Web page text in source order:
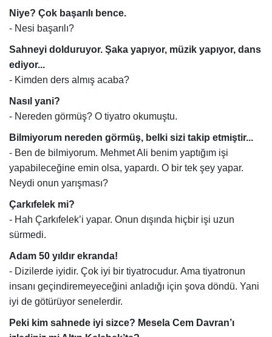
Niye? Çok başarılı bence.
- Nesi başarılı?
Sahneyi dolduruyor. Şaka yapıyor, müzik yapıyor, dans
ediyor...
- Kimden ders almış acaba?
Nasıl yani?
- Nereden görmüş? O tiyatro okumuştu.
Bilmiyorum nereden görmüş, belki sizi takip etmiştir...
- Ben de bilmiyorum. Mehmet Ali benim yaptığım işi
yapabileceğine emin olsa, yapardı. O bir tek şey yapar.
Neydi onun yarışması?
Çarkıfelek mi?
- Hah Çarkıfelek’i yapar. Onun dışında hiçbir işi uzun
sürmedi.
Adam 50 yıldır ekranda!
- Dizilerde iyidir. Çok iyi bir tiyatrocudur. Ama tiyatronun
insanı geçindiremeyeceğini anladığı için şova döndü. Yani
iyi de götürüyor senelerdir.
Peki kim sahnede iyi sizce? Mesela Cem Davran’ı